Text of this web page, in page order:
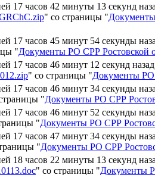
17 часов 42 минуты 13 секунд
" со страницы "
17 часов 45 минут 54 секунды
"Документы РО СРР Ростовской
17 часов 46 минут 12 секунд
" со страницы "Документы РО
17 часов 46 минут 34 секунды
"Документы РО СРР
17 часов 46 минут 52 секунды
"Документы РО СРР
17 часов 47 минут 34 секунды
"Документы РО СРР
18 часов 22 минуты 13 секунд
" со страницы "Документы